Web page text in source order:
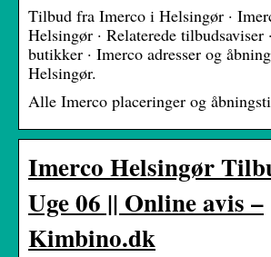
Tilbud fra Imerco i Helsingør ·
Helsingør · Relaterede tilbudsaviser
butikker · Imerco adresser og
Helsingør.
Alle Imerco placeringer og
Imerco Helsingør
Uge 06 || Online avis –
Kimbino.dk